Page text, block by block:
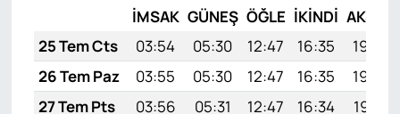
İMSAK GÜNEŞ ÖĞLE İKINDI AKŞAM
25 Tem Cts
03:54 05:30 12:47 16:35
19:54
26 Tem Paz
03:55 05:30 12:47 16:35
19:54
27 Tem Pts
03:56 05:31 12:47 16:34
19:53